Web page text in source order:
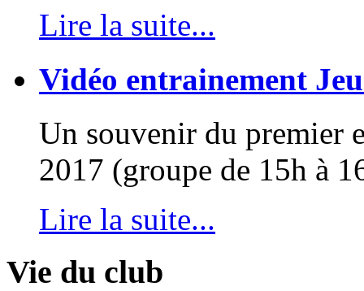
Lire la suite...
Vidéo entrainement
Un souvenir du premier
2017 (groupe de 15h à
Lire la suite...
Vie du club